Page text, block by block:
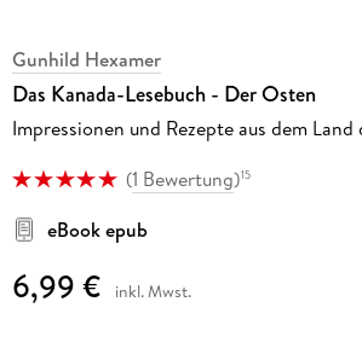
Gunhild Hexamer
Das Kanada-Lesebuch - Der Osten
Impressionen und Rezepte aus dem
(1 Bewertung)15
eBook epub
6,99 € inkl. Mwst.